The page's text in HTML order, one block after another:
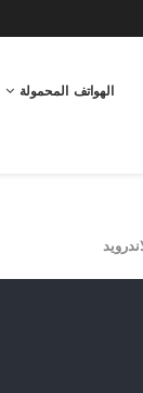
الهواتف المحمولة